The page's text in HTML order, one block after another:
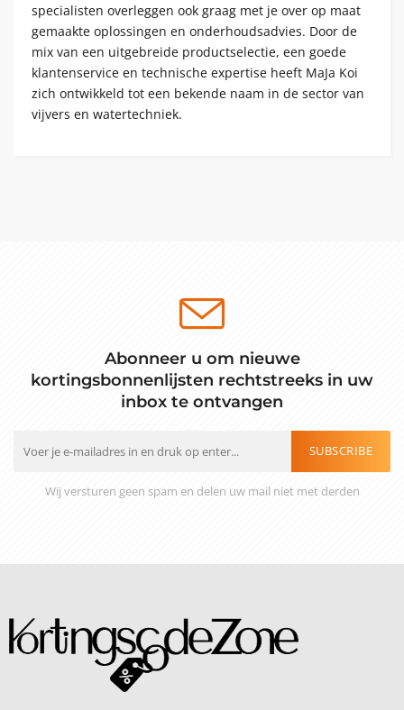
specialisten overleggen ook graag met je over op maat
gemaakte oplossingen en onderhoudsadvies. Door de
mix van een uitgebreide productselectie, een goede
klantenservice en technische expertise heeft MaJa Koi
zich ontwikkeld tot een bekende naam in de sector van
vijvers en watertechniek.
Abonneer u om nieuwe
kortingsbonnenlijsten rechtstreeks in uw
inbox te ontvangen
SUBSCRIBE
Wij versturen geen spam en delen uw mail niet met derden